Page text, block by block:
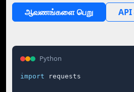
ஆவணங்களை பெறு
Python
import requests